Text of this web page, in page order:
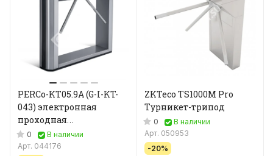
PERCo-KT05.9A (G-I-KT-
043) электронная
проходная
(автоматическая
Антипаника)
0
В наличии
Арт. 044176
ZKTeco TS1000M Pro
Турникет-трипод
0
В наличии
Арт. 050953
-20%